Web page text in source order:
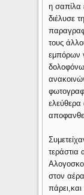
η
διέλυσε
τους
εμπόρων
ελεύθερα
τεράστια
στον
πάρει,και